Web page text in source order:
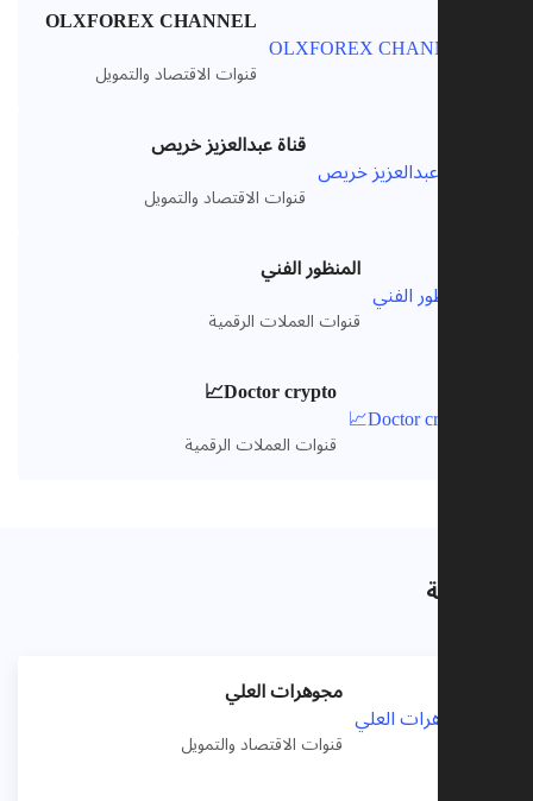
OLXFOREX CHANNEL
قنوات الاقتصاد والتمويل
قناة عبدالعزيز خريص
قنوات الاقتصاد والتمويل
المنظور الفني
قنوات العملات الرقمية
Doctor crypto📈
قنوات العملات الرقمية
مجوهرات العلي
قنوات الاقتصاد والتمويل